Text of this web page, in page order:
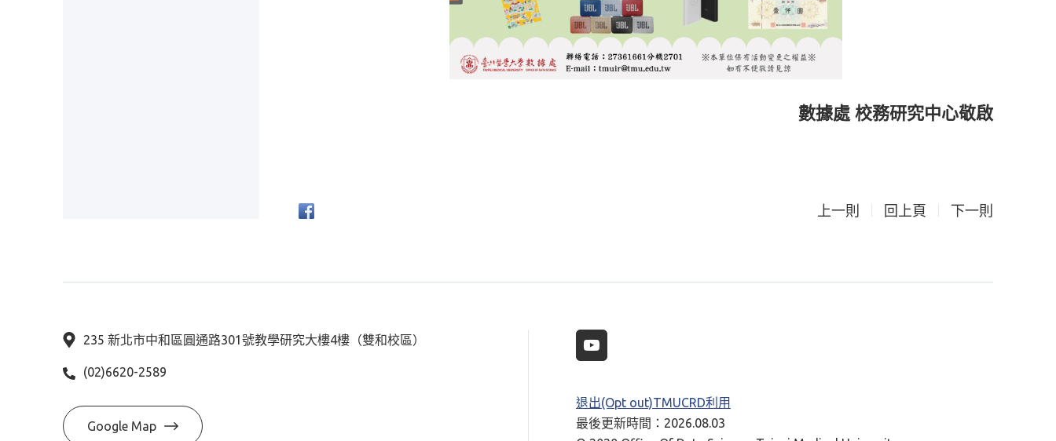
數據處 校務研究中心敬啟
上一則 回上頁 下一則
235 新北市中和區圓通路301號教學研究大樓4樓（雙和校區）
(02)6620-2589
Google Map
退出(Opt out)TMUCRD利用
最後更新時間：2026.08.03